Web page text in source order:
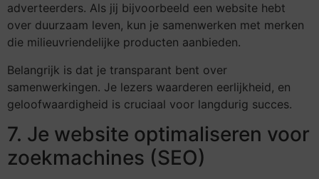
adverteerders. Als jij bijvoorbeeld een website hebt
over duurzaam leven, kun je samenwerken met merken
die milieuvriendelijke producten aanbieden.
Belangrijk is dat je transparant bent over
samenwerkingen. Je lezers waarderen eerlijkheid, en
geloofwaardigheid is cruciaal voor langdurig succes.
7. Je website optimaliseren voor
zoekmachines (SEO)